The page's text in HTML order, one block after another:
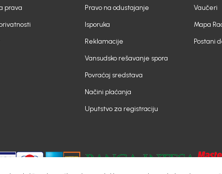
prava
Pravo na odustajanje
Isporuka
Reklamacije
Vansudsko rešavanje spora
Povraćaj sredstava
Načini plaćanja
Uputstvo za registraciju
Vaučeri
Mapa
Postani